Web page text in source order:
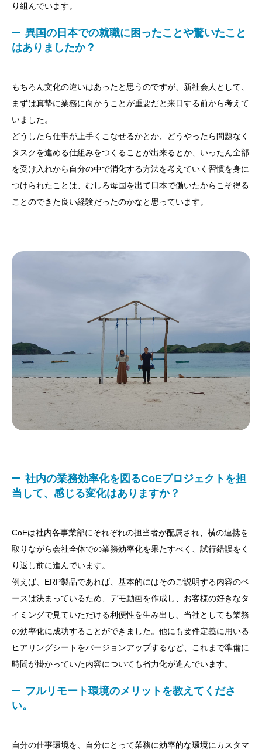
り組んでいます。
異国の日本での就職に困ったことや驚いたこと
はありましたか？
もちろん文化の違いはあったと思うのですが、新社会人として、
まずは真摯に業務に向かうことが重要だと来日する前から考えて
いました。
どうしたら仕事が上手くこなせるかとか、どうやったら問題なく
タスクを進める仕組みをつくることが出来るとか、いったん全部
を受け入れから自分の中で消化する方法を考えていく習慣を身に
つけられたことは、むしろ母国を出て日本で働いたからこそ得る
ことのできた良い経験だったのかなと思っています。
社内の業務効率化を図るCoEプロジェクトを担
当して、感じる変化はありますか？
CoEは社内各事業部にそれぞれの担当者が配属され、横の連携を
取りながら会社全体での業務効率化を果たすべく、試行錯誤をく
り返し前に進んでいます。
例えば、ERP製品であれば、基本的にはそのご説明する内容のベ
ースは決まっているため、デモ動画を作成し、お客様の好きなタ
イミングで見ていただける利便性を生み出し、当社としても業務
の効率化に成功することができました。他にも要件定義に用いる
ヒアリングシートをバージョンアップするなど、これまで準備に
時間が掛かっていた内容についても省力化が進んでいます。
フルリモート環境のメリットを教えてくださ
い。
自分の仕事環境を、自分にとって業務に効率的な環境にカスタマ